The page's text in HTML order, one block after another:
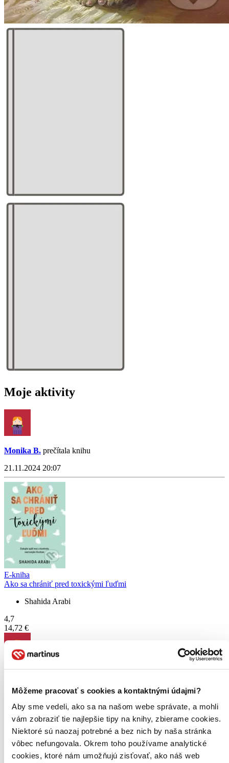
Môžeme pracovať s cookies a kontaktnými údajmi?
Aby sme vedeli, ako sa na našom webe správate, a mohli
vám zobraziť tie najlepšie tipy na knihy, zbierame cookies.
Niektoré sú naozaj potrebné a bez nich by naša stránka
vôbec nefungovala. Okrem toho používame analytické
cookies, ktoré nám umožňujú zisťovať, ako náš web
Moje aktivity
Monika B. prečítala knihu
21.11.2024 20:07
E-kniha
Ako sa chrániť pred toxickými ľuďmi
Shahida Arabi
4,7
14,72 €
21.11.2024 20:07